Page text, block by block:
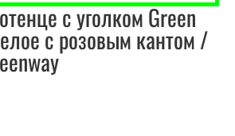
с уголком Green
с розовым кантом /